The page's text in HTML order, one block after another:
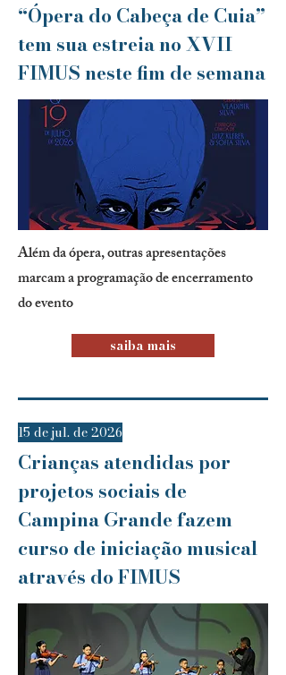
“Ópera do Cabeça de Cuia”
tem sua estreia no XVII
FIMUS neste fim de semana
Além da ópera, outras apresentações
marcam a programação de encerramento
do evento
saiba mais
15 de jul. de 2026
Crianças atendidas por
projetos sociais de
Campina Grande fazem
curso de iniciação musical
através do FIMUS